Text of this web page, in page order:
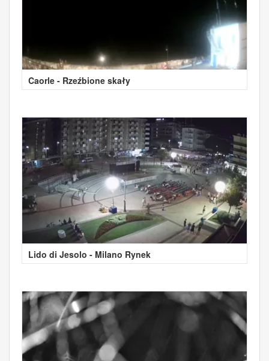
Caorle - Rzeźbione skały
Lido di Jesolo - Milano Rynek